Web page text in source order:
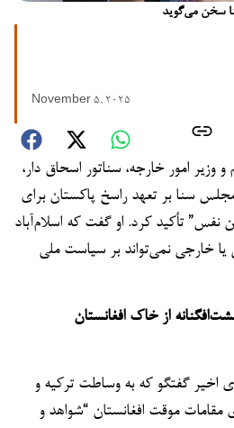
سخن می‌گوید
November 5, 2025
امور خارجه، سناتور اسحاق دار،
سنا بر تعهد راسخ پاکستان برای
نفس” تأکید کرد. او گفت که اسلام‌آباد
خارجی نمی‌تواند بر سیاست ملی
از خاک افغانستان
اخیر گفتگو که به وساطت ترکیه و
مقامات موقت افغانستان “شواهد و